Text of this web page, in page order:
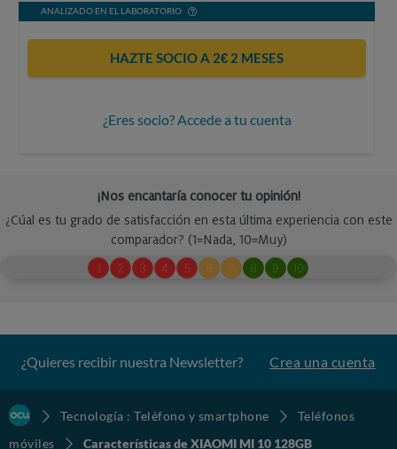
ANALIZADO EN EL LABORATORIO
HAZTE SOCIO A 2€ 2 MESES
¿Eres socio? Accede a tu cuenta
¿Quieres recibir nuestra Newsletter? Crea una cuenta
Tecnología : Teléfono y smartphone
Teléfonos
móviles
Características de XIAOMI MI 10 128GB